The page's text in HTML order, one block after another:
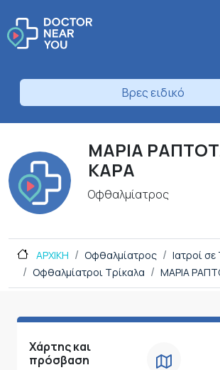
Βρες ειδικό
ΜΑΡΙΑ
ΚΑΡΑ
Οφθαλμίατρος
ΑΡΧΙΚΗ Οφθαλμίατρος
Ιατροί
Οφθαλμίατροι Τρίκαλα
ΜΑΡΙΑ
Χάρτης και
πρόσβαση